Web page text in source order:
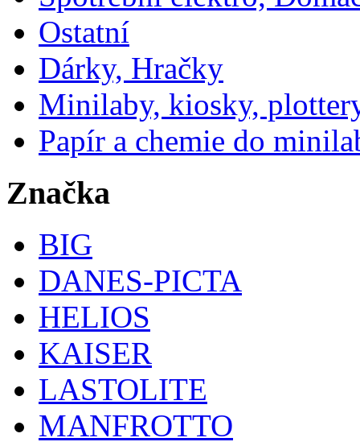
Ostatní
Dárky, Hračky
Minilaby, kiosky,
Papír a chemie do
Značka
BIG
DANES-PICTA
HELIOS
KAISER
LASTOLITE
MANFROTTO